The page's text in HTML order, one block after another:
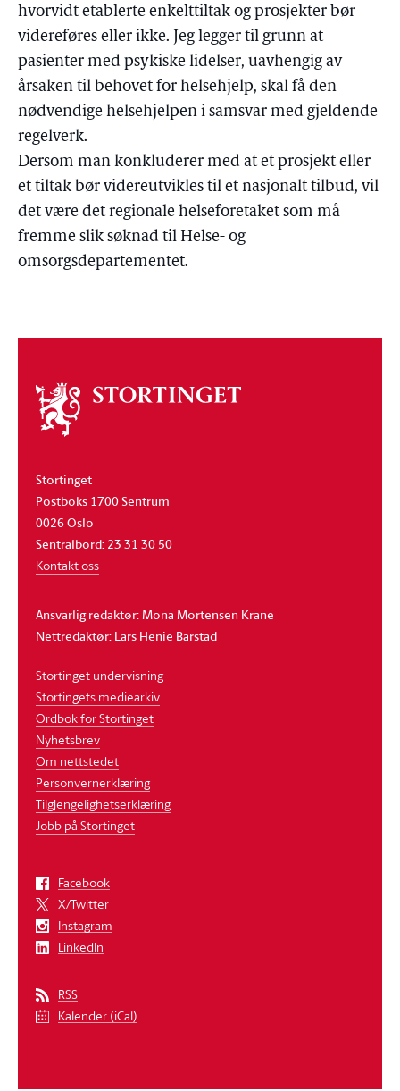
hvorvidt etablerte enkelttiltak og prosjekter bør
videreføres eller ikke. Jeg legger til grunn at
pasienter med psykiske lidelser, uavhengig av
årsaken til behovet for helsehjelp, skal få den
nødvendige helsehjelpen i samsvar med gjeldende
regelverk.
Dersom man konkluderer med at et prosjekt eller
et tiltak bør videreutvikles til et nasjonalt tilbud, vil
det være det regionale helseforetaket som må
fremme slik søknad til Helse- og
omsorgsdepartementet.
Om
stortinget
Stortinget
Postboks 1700 Sentrum
0026 Oslo
Sentralbord: 23 31 30 50
Kontakt oss
Ansvarlig redaktør: Mona Mortensen Krane
Nettredaktør: Lars Henie Barstad
Stortinget undervisning
Stortingets mediearkiv
Ordbok for Stortinget
Nyhetsbrev
Om nettstedet
Personvernerklæring
Tilgjengelighetserklæring
Jobb på Stortinget
Facebook
X/Twitter
Instagram
LinkedIn
RSS
Kalender (iCal)